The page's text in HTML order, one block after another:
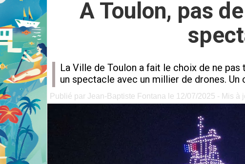
A Toulon, pas
La Ville de Toulon a fait le choix de ne
un spectacle avec un millier de drones.
Publié par Jean-Baptiste Fontana le 12/07/2025 - Mis à